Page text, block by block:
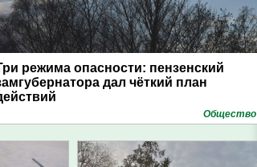
режима опасности: пензенский
дал чёткий план
Общество